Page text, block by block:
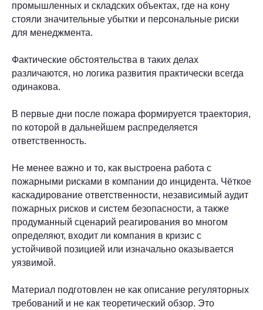
промышленных и складских объектах, где на кону
стояли значительные убытки и персональные риски
для менеджмента.
Фактические обстоятельства в таких делах
различаются, но логика развития практически всегда
одинакова.
В первые дни после пожара формируется траектория,
по которой в дальнейшем распределяется
ответственность.
Не менее важно и то, как выстроена работа с
пожарными рисками в компании до инцидента. Чёткое
каскадирование ответственности, независимый аудит
пожарных рисков и систем безопасности, а также
продуманный сценарий реагирования во многом
определяют, входит ли компания в кризис с
устойчивой позицией или изначально оказывается
уязвимой.
Материал подготовлен не как описание регуляторных
требований и не как теоретический обзор. Это
+7 (499) 110-37-00
office@belskiy.partners
119435, Москва, Большой
Саввинский переулок, д. 11
Номер в реестре АП города
Москвы: 77/2-458
Управляющий партнёр: Бельский